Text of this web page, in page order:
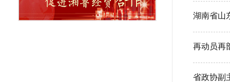
湖南省山
再动员再